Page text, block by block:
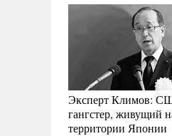
Эксперт Климов:
гангстер, живущий
территории Японии